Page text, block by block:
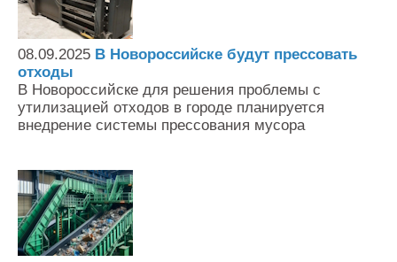
08.09.2025 В Новороссийске будут прессовать
отходы
В Новороссийске для решения проблемы с
утилизацией отходов в городе планируется
внедрение системы прессования мусора